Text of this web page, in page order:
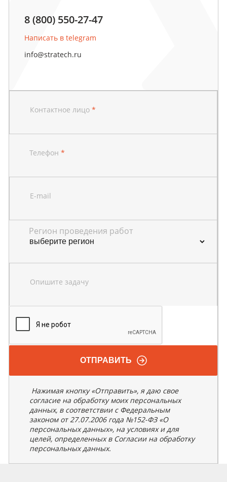
8 (800) 550-27-47
Написать в telegram
info@stratech.ru
Контактное лицо*
Телефон*
E-mail
Регион проведения работ
Опишите задачу
ОТПРАВИТЬ
Нажимая кнопку «Отправить», я даю свое
согласие на обработку моих персональных
данных, в соответствии с Федеральным
законом от 27.07.2006 года №152-ФЗ «О
персональных данных», на условиях и для
целей, определенных в Согласии на обработку
персональных данных.